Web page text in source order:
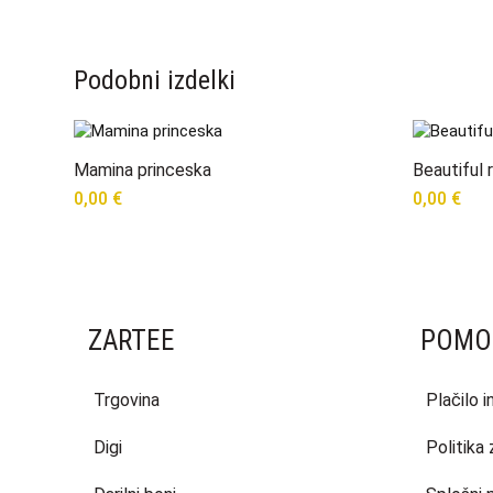
Podobni izdelki
Mamina princeska
0,00 €
Beautiful
0,00 €
ZARTEE
Trgovina
Digi
Plačilo
Politika